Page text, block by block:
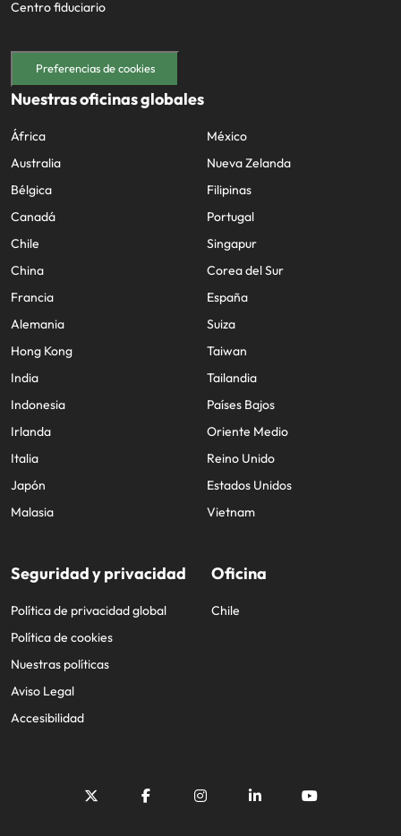
Centro fiduciario
Preferencias de cookies
Nuestras oficinas globales
África
Australia
Bélgica
Canadá
Chile
China
Francia
Alemania
Hong Kong
India
Indonesia
Irlanda
Italia
Japón
Malasia
México
Nueva Zelanda
Filipinas
Portugal
Singapur
Corea del Sur
España
Suiza
Taiwan
Tailandia
Países Bajos
Oriente Medio
Reino Unido
Estados Unidos
Vietnam
Seguridad y privacidad
Política de privacidad global
Política de cookies
Nuestras políticas
Aviso Legal
Accesibilidad
Oficina
Chile